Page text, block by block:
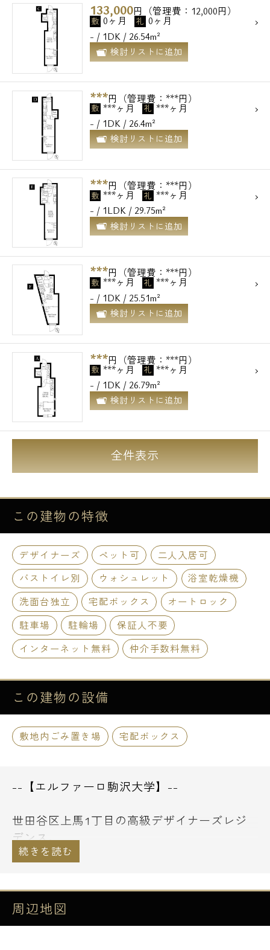
133,000円（管理費：12,000円）
敷 0ヶ月 礼 0ヶ月
- / 1DK / 26.54m²
検討リストに追加
***円（管理費：***円）
敷 ***ヶ月 礼 ***ヶ月
- / 1DK / 26.4m²
検討リストに追加
***円（管理費：***円）
敷 ***ヶ月 礼 ***ヶ月
- / 1LDK / 29.75m²
検討リストに追加
***円（管理費：***円）
敷 ***ヶ月 礼 ***ヶ月
- / 1DK / 25.51m²
検討リストに追加
***円（管理費：***円）
敷 ***ヶ月 礼 ***ヶ月
- / 1DK / 26.79m²
検討リストに追加
全件表示
この建物の特徴
デザイナーズ ペット可
二人入居可
バストイレ別
ウォシュレット
浴室乾燥機
洗面台独立
宅配ボックス
オートロック
駐車場
駐輪場
保証人不要
インターネット無料
仲介手数料無料
この建物の設備
敷地内ごみ置き場 宅配ボックス
--【エルファーロ駒沢大学】--
世田谷区上馬1丁目の高級デザイナーズレジ
デンス。
とても閑静で住みやすいエリアとなります。
地上3階建ての今流行りの低層レジデンスと
周辺地図